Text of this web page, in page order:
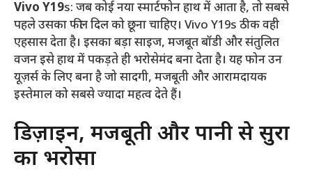
Vivo Y19s: जब कोई नया स्मार्टफोन हाथ में आता है, तो सबसे
पहले उसका फील दिल को छूना चाहिए। Vivo Y19s ठीक वही
एहसास देता है। इसका बड़ा साइज, मजबूत बॉडी और संतुलित
वजन इसे हाथ में पकड़ते ही भरोसेमंद बना देता है। यह फोन उन
यूज़र्स के लिए बना है जो सादगी, मजबूती और आरामदायक
इस्तेमाल को सबसे ज्यादा महत्व देते हैं।
डिज़ाइन, मजबूती और पानी से सुरक्षा
का भरोसा